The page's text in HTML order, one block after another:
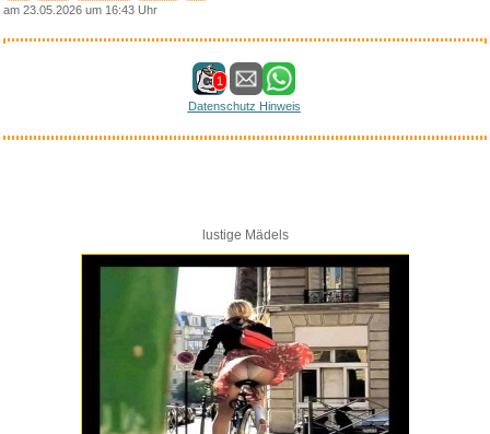
am 23.05.2026 um 16:43 Uhr
1
Datenschutz Hinweis
lustige Mädels